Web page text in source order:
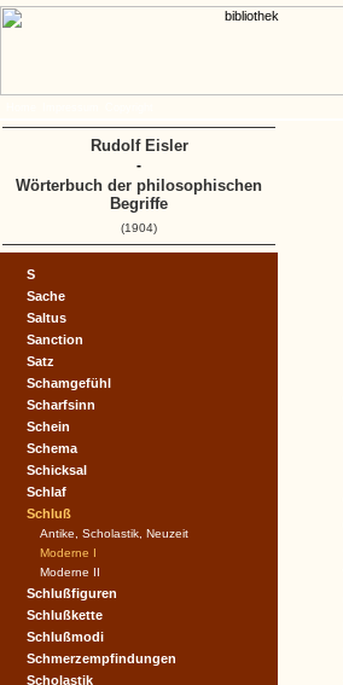
S
Sache
Saltus
Sanction
Satz
Schamgefühl
Scharfsinn
Schein
Schema
Schicksal
Schlaf
Schluß
Antike, Scholastik, Neuzeit
Moderne I
Moderne II
Schlußfiguren
Schlußkette
Schlußmodi
Schmerzempfindungen
Scholastik
Rudolf Eisler
-
Wörterbuch der philosophischen
Begriffe
(1904)